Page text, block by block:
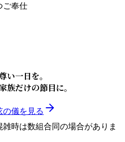
ご奉仕
い一日を。
族だけの節目に。
の儀を見る
雑時は数組合同の場合がありま